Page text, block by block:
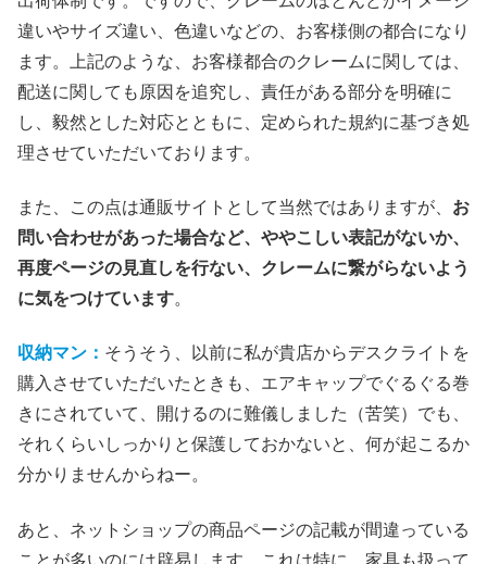
違いやサイズ違い、色違いなどの、お客様側の都合になり
ます。上記のような、お客様都合のクレームに関しては、
配送に関しても原因を追究し、責任がある部分を明確に
し、毅然とした対応とともに、定められた規約に基づき処
理させていただいております。
また、この点は通販サイトとして当然ではありますが、 お
問い合わせがあった場合など、ややこしい表記がないか、
再度ページの見直しを行ない、クレームに繋がらないよう
に気をつけています。
収納マン： そうそう、以前に私が貴店からデスクライトを
購入させていただいたときも、エアキャップでぐるぐる巻
きにされていて、開けるのに難儀しました（苦笑）でも、
それくらいしっかりと保護しておかないと、何が起こるか
分かりませんからねー。
あと、ネットショップの商品ページの記載が間違っている
ことが多いのには辟易します。これは特に、家具も扱って